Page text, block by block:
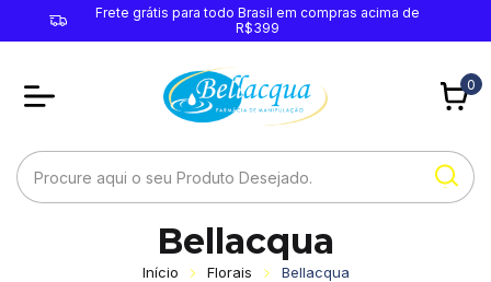
Frete grátis para todo Brasil em compras acima de
R$399
0
Bellacqua
Início Florais Bellacqua